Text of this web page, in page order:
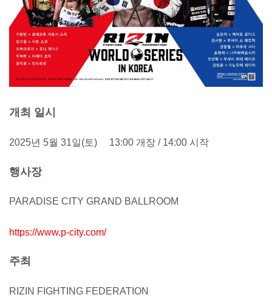
개최 일시
2025년 5월 31일(토) 13:00 개장 / 14:00 시작
행사장
PARADISE CITY GRAND BALLROOM
https://www.p-city.com/
주최
RIZIN FIGHTING FEDERATION